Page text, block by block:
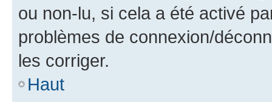
ou non-lu, si cela a été activé
problèmes de connexion/
les corriger.
Haut